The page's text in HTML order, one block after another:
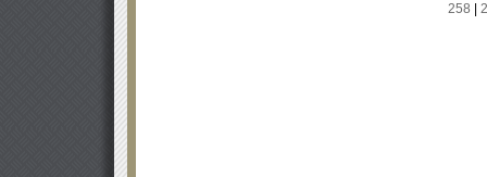
258